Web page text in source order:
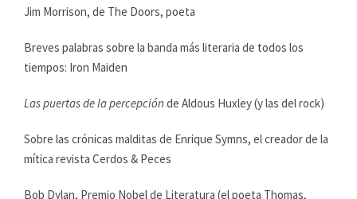
Jim Morrison, de The Doors, poeta
Breves palabras sobre la banda más literaria de todos los
tiempos: Iron Maiden
Las puertas de la percepción de Aldous Huxley (y las del rock)
Sobre las crónicas malditas de Enrique Symns, el creador de la
mítica revista Cerdos & Peces
Bob Dylan, Premio Nobel de Literatura (el poeta Thomas,